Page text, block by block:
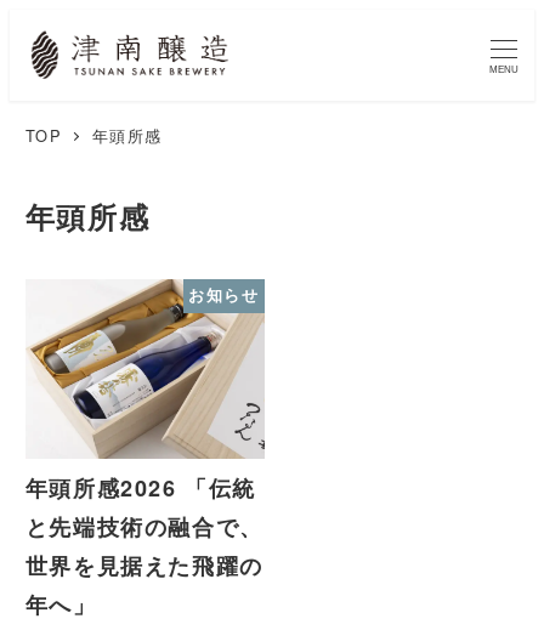
MENU
TOP 年頭所感
年頭所感
お知らせ
年頭所感2026 「伝統
と先端技術の融合で、
世界を見据えた飛躍の
年へ」